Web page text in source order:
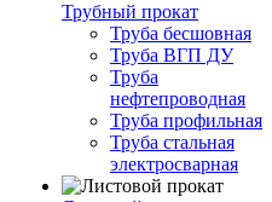
Трубный прокат
Труба бесшовная
Труба ВГП ДУ
Труба
нефтепроводная
Труба профильная
Труба стальная
электросварная